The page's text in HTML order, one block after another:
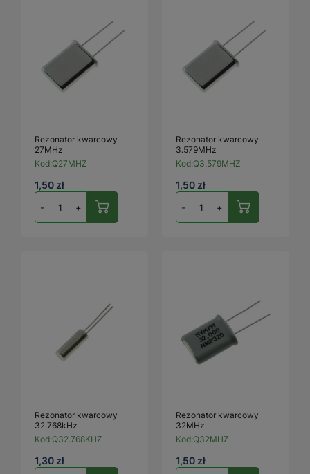
Rezonator kwarcowy
27MHz
Kod:Q27MHZ
1,50 zł
- +
Rezonator kwarcowy
3.579MHz
Kod:Q3.579MHZ
1,50 zł
- +
Rezonator kwarcowy
32.768kHz
Kod:Q32.768KHZ
1,30 zł
Rezonator kwarcowy
32MHz
Kod:Q32MHZ
1,50 zł